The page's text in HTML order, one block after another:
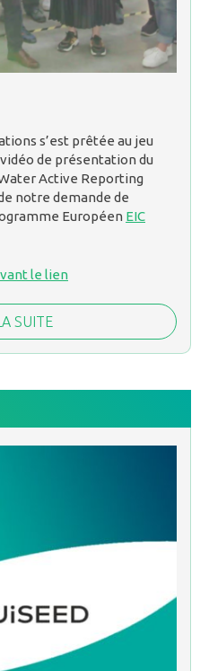
s’est prêtée au jeu
de présentation du
Active Reporting
notre demande de
Européen EIC
le lien
SUITE